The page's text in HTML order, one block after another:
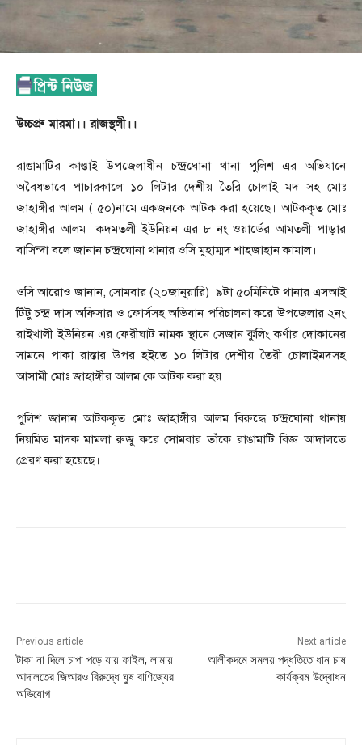
উচ্চপ্রু মারমা।। রাজস্থলী।।
রাঙামাটির কাপ্তাই উপজেলাধীন চন্দ্রঘোনা থানা পুলিশ এর অভিযানে
অবৈধভাবে পাচারকালে ১০ লিটার দেশীয় তৈরি চোলাই মদ সহ মোঃ
জাহাঙ্গীর আলম ( ৫০)নামে একজনকে আটক করা হয়েছে। আটককৃত মোঃ
জাহাঙ্গীর আলম কদমতলী ইউনিয়ন এর ৮ নং ওয়ার্ডের আমতলী পাড়ার
বাসিন্দা বলে জানান চন্দ্রঘোনা থানার ওসি মুহাম্মদ শাহজাহান কামাল।
ওসি আরোও জানান, সোমবার (২০জানুয়ারি) ৯টা ৫০মিনিটে থানার এসআই
টিটু চন্দ্র দাস অফিসার ও ফোর্সসহ অভিযান পরিচালনা করে উপজেলার ২নং
রাইখালী ইউনিয়ন এর ফেরীঘাট নামক স্থানে সেজান কুলিং কর্ণার দোকানের
সামনে পাকা রাস্তার উপর হইতে ১০ লিটার দেশীয় তৈরী চোলাইমদসহ
আসামী মোঃ জাহাঙ্গীর আলম কে আটক করা হয়
পুলিশ জানান আটককৃত মোঃ জাহাঙ্গীর আলম বিরুদ্ধে চন্দ্রঘোনা থানায়
নিয়মিত মাদক মামলা রুজু করে সোমবার তাঁকে রাঙামাটি বিজ্ঞ আদালতে
প্রেরণ করা হয়েছে।
Previous article
টাকা না দিলে চাপা পড়ে যায় ফাইল; লামায়
আদালতের জিআরও বিরুদ্ধে ঘুষ বাণিজ্যের
অভিযোগ
Next article
আলীকদমে সমলয় পদ্ধতিতে ধান চাষ
কার্যক্রম উদ্বোধন